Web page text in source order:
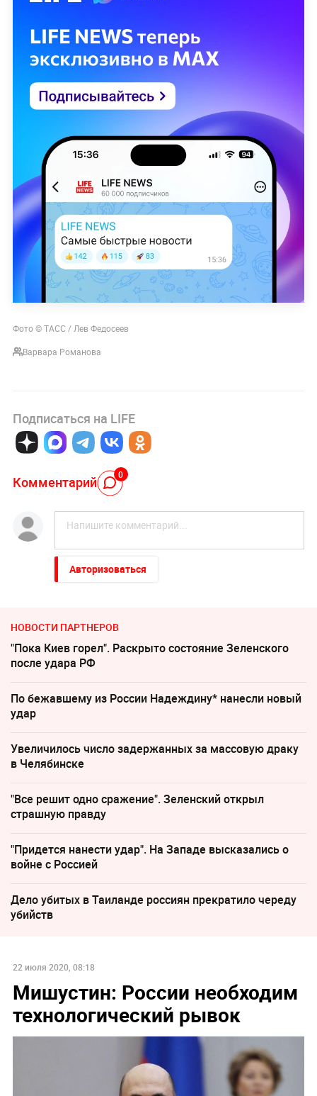
Фото © ТАСС / Лев Федосеев
Варвара Романова
Подписаться на LIFE
Комментарий 0
Авторизоваться
НОВОСТИ ПАРТНЕРОВ
"Пока Киев горел". Раскрыто состояние Зеленского
после удара РФ
По бежавшему из России Надеждину* нанесли новый
удар
Увеличилось число задержанных за массовую драку
в Челябинске
"Все решит одно сражение". Зеленский открыл
страшную правду
"Придется нанести удар". На Западе высказались о
войне с Россией
Дело убитых в Таиланде россиян прекратило череду
убийств
22 июля 2020, 08:18
Мишустин: России необходим
технологический рывок